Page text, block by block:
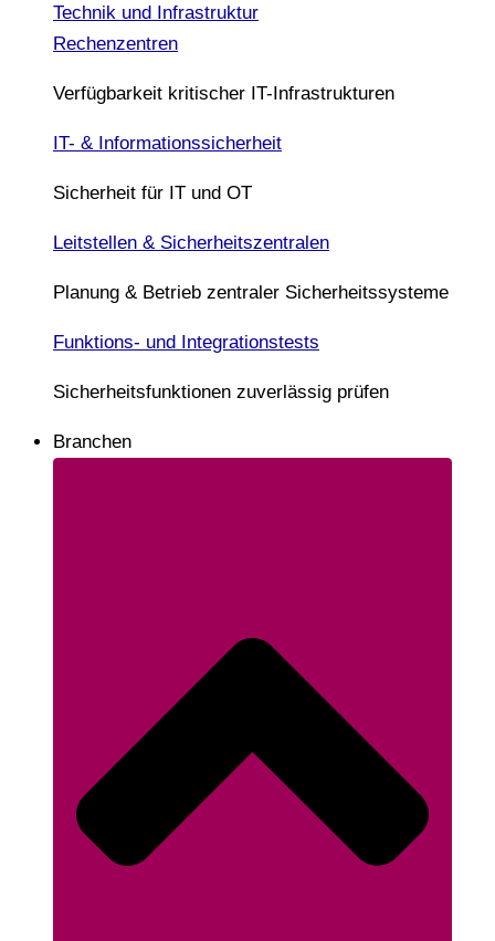
Technik und Infrastruktur
Rechenzentren
Verfügbarkeit kritischer IT-Infrastrukturen
IT- & Informationssicherheit
Sicherheit für IT und OT
Leitstellen & Sicherheitszentralen
Planung & Betrieb zentraler Sicherheitssysteme
Funktions- und Integrationstests
Sicherheitsfunktionen zuverlässig prüfen
Branchen